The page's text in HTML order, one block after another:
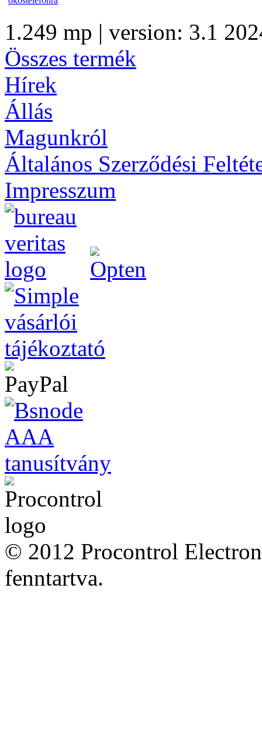
1.249 mp | version: 3.1
Összes termék
Hírek
Állás
Magunkról
Általános Szerződési
Impresszum
© 2012 Procontrol
fenntartva.